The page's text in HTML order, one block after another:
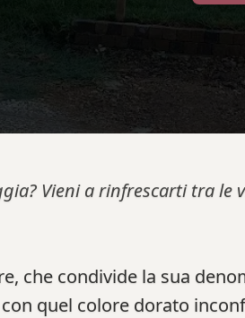
Vieni a rinfrescarti tra
che condivide la sua
quel colore dorato